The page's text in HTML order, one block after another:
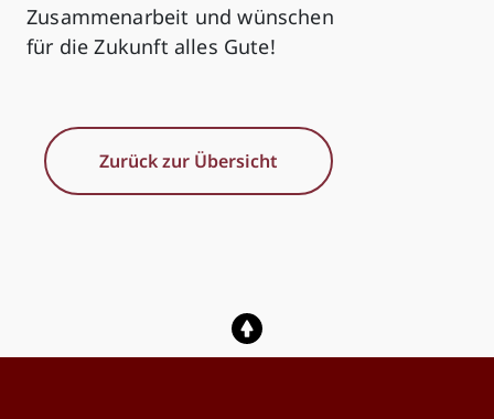
Zusammenarbeit und wünschen
für die Zukunft alles Gute!
Zurück zur Übersicht